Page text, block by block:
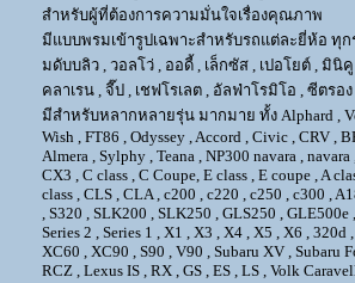
สำหรับผู้ที่ต้องการความมั่นใจเรื่องคุณภาพ
มีแบบพรมเข้ารูปเฉพาะสำหรับรถแต่ละยี่ห้อ ทุก
มดับบลิว , วอลโว่ , ออดี้ , เล็กซัส , เปอโยต์ , มินิ
คลาเรน , จี๊ป , เชฟโรเลต , อัลฟ่าโรมิโอ , ซีตร
มีสำหรับหลากหลายรุ่น มากมาย ทั้ง Alphard ,
Wish , FT86 , Odyssey , Accord , Civic , CRV ,
Almera , Sylphy , Teana , NP300 navara ,
CX3 , C class , C Coupe, E class , E coupe , A
class , CLS , CLA , c200 , c220 , c250 , c300 ,
, S320 , SLK200 , SLK250 , GLS250 , GLE500e
Series 2 , Series 1 , X1 , X3 , X4 , X5 , X6 ,
XC60 , XC90 , S90 , V90 , Subaru XV , Subaru
RCZ , Lexus IS , RX , GS , ES , LS , Volk